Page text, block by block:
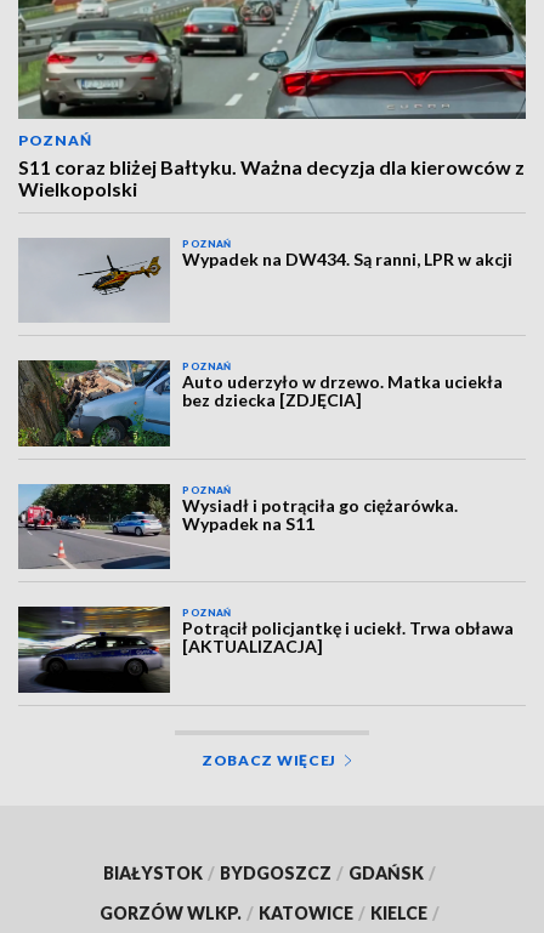
POZNAŃ
S11 coraz bliżej Bałtyku. Ważna decyzja dla kierowców z
Wielkopolski
POZNAŃ
Wypadek na DW434. Są ranni, LPR w akcji
POZNAŃ
Auto uderzyło w drzewo. Matka uciekła
bez dziecka [ZDJĘCIA]
POZNAŃ
Wysiadł i potrąciła go ciężarówka.
Wypadek na S11
POZNAŃ
Potrącił policjantkę i uciekł. Trwa obława
[AKTUALIZACJA]
ZOBACZ WIĘCEJ
BIAŁYSTOK / BYDGOSZCZ / GDAŃSK /
GORZÓW WLKP. / KATOWICE / KIELCE /